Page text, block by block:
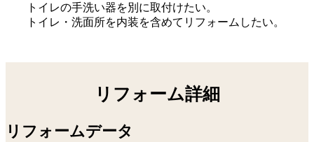
トイレの手洗い器を別に取付けたい。
トイレ・洗面所を内装を含めてリフォームしたい。
リフォーム詳細
リフォームデータ